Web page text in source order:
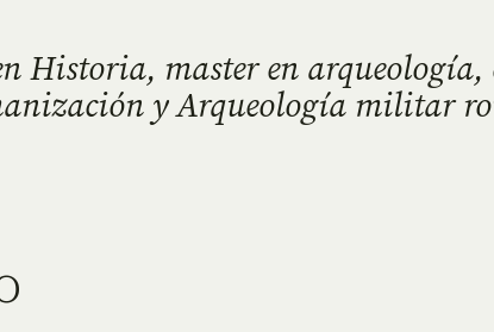
Historia, master en arqueología,
y Arqueología militar